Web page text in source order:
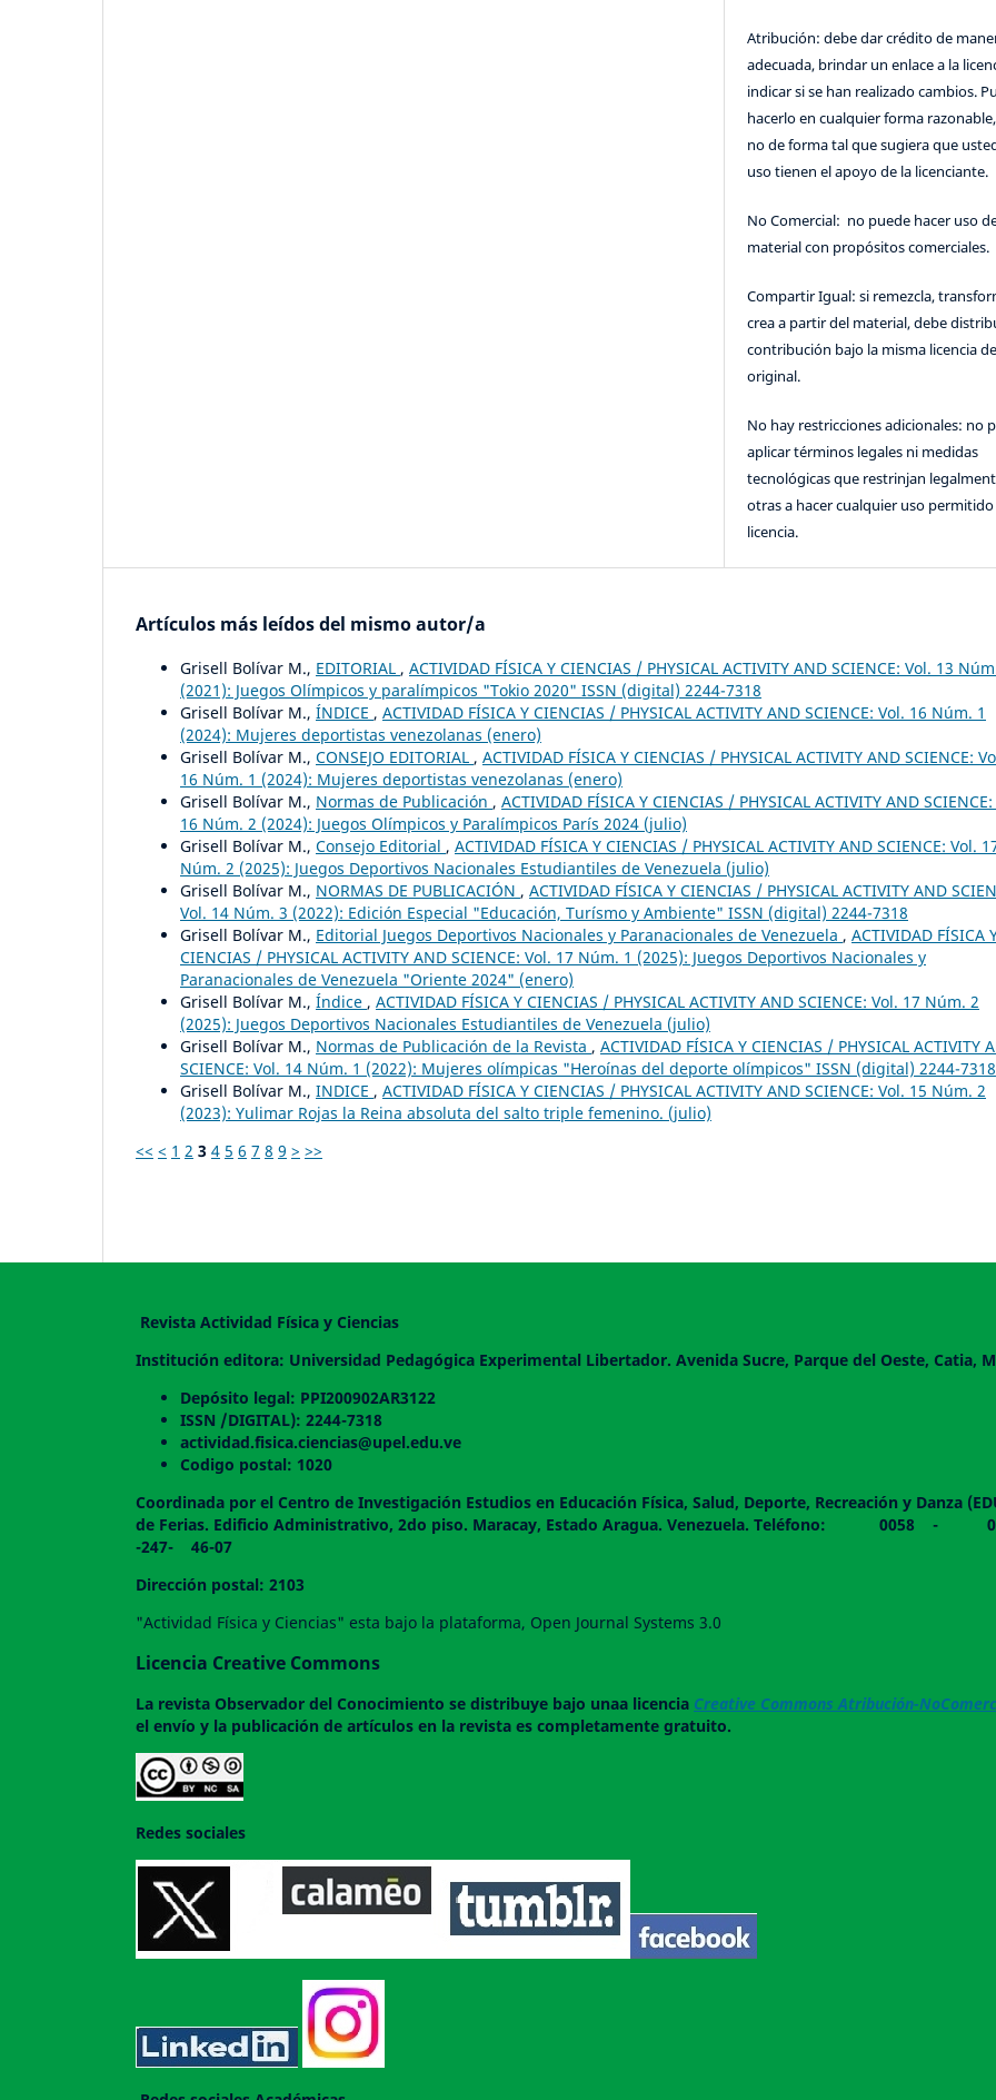
Atribución: debe dar crédito de
adecuada, brindar un enlace a la
indicar si se han realizado cambios.
hacerlo en cualquier forma
no de forma tal que sugiera que
uso tienen el apoyo de la licenciante.
No Comercial: no puede hacer uso
material con propósitos comerciales.
Compartir Igual: si remezcla,
crea a partir del material, debe
contribución bajo la misma licencia
original.
No hay restricciones adicionales: no
aplicar términos legales ni medidas
tecnológicas que restrinjan
otras a hacer cualquier uso
licencia.
Artículos más leídos del mismo autor/a
Grisell Bolívar M., EDITORIAL , ACTIVIDAD FÍSICA Y CIENCIAS / PHYSICAL ACTIVITY AND SCIENCE: Vol. 13
(2021): Juegos Olímpicos y paralímpicos "Tokio 2020" ISSN (digital) 2244-7318
Grisell Bolívar M., ÍNDICE , ACTIVIDAD FÍSICA Y CIENCIAS / PHYSICAL ACTIVITY AND SCIENCE: Vol. 16 Núm. 1
(2024): Mujeres deportistas venezolanas (enero)
Grisell Bolívar M., CONSEJO EDITORIAL , ACTIVIDAD FÍSICA Y CIENCIAS / PHYSICAL ACTIVITY AND SCIENCE:
16 Núm. 1 (2024): Mujeres deportistas venezolanas (enero)
Grisell Bolívar M., Normas de Publicación , ACTIVIDAD FÍSICA Y CIENCIAS / PHYSICAL ACTIVITY AND
16 Núm. 2 (2024): Juegos Olímpicos y Paralímpicos París 2024 (julio)
Grisell Bolívar M., Consejo Editorial , ACTIVIDAD FÍSICA Y CIENCIAS / PHYSICAL ACTIVITY AND SCIENCE: Vol.
Núm. 2 (2025): Juegos Deportivos Nacionales Estudiantiles de Venezuela (julio)
Grisell Bolívar M., NORMAS DE PUBLICACIÓN , ACTIVIDAD FÍSICA Y CIENCIAS / PHYSICAL ACTIVITY AND
Vol. 14 Núm. 3 (2022): Edición Especial "Educación, Turísmo y Ambiente" ISSN (digital) 2244-7318
Grisell Bolívar M., Editorial Juegos Deportivos Nacionales y Paranacionales de Venezuela , ACTIVIDAD FÍSICA
CIENCIAS / PHYSICAL ACTIVITY AND SCIENCE: Vol. 17 Núm. 1 (2025): Juegos Deportivos Nacionales y
Paranacionales de Venezuela "Oriente 2024" (enero)
Grisell Bolívar M., Índice , ACTIVIDAD FÍSICA Y CIENCIAS / PHYSICAL ACTIVITY AND SCIENCE: Vol. 17 Núm. 2
(2025): Juegos Deportivos Nacionales Estudiantiles de Venezuela (julio)
Grisell Bolívar M., Normas de Publicación de la Revista , ACTIVIDAD FÍSICA Y CIENCIAS / PHYSICAL ACTIVITY
SCIENCE: Vol. 14 Núm. 1 (2022): Mujeres olímpicas "Heroínas del deporte olímpicos" ISSN (digital) 2244-7318
Grisell Bolívar M., INDICE , ACTIVIDAD FÍSICA Y CIENCIAS / PHYSICAL ACTIVITY AND SCIENCE: Vol. 15 Núm. 2
(2023): Yulimar Rojas la Reina absoluta del salto triple femenino. (julio)
<< < 1 2 3 4 5 6 7 8 9 > >>
Revista Actividad Física y Ciencias
Institución editora: Universidad Pedagógica Experimental Libertador. Avenida Sucre, Parque del Oeste, Catia,
Depósito legal: PPI200902AR3122
ISSN /DIGITAL): 2244-7318
actividad.fisica.ciencias@upel.edu.ve
Codigo postal: 1020
Coordinada por el Centro de Investigación Estudios en Educación Física, Salud, Deporte, Recreación y Danza
de Ferias. Edificio Administrativo, 2do piso. Maracay, Estado Aragua. Venezuela. Teléfono:
-247- 46-07
Dirección postal: 2103
"Actividad Física y Ciencias" esta bajo la plataforma, Open Journal Systems 3.0
Licencia Creative Commons
La revista Observador del Conocimiento se distribuye bajo unaa licencia Creative Commons Atribución-
el envío y la publicación de artículos en la revista es completamente gratuito.
Redes sociales